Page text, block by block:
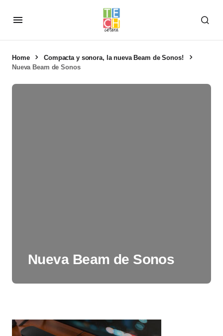
Home
Compacta y sonora, la nueva Beam de Sonos!
Nueva Beam de Sonos
Nueva Beam de Sonos